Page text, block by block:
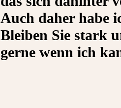
Auch daher habe
Bleiben Sie stark
gerne wenn ich